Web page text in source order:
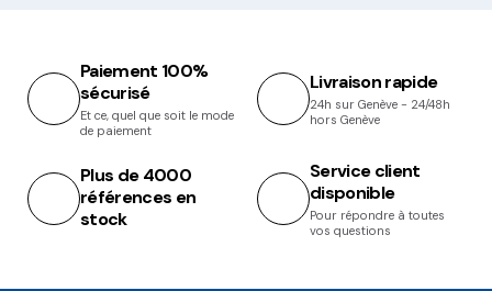
Paiement 100%
sécurisé
Et ce, quel que soit le mode
de paiement
Livraison rapide
24h sur Genève - 24/48h
hors Genève
Plus de 4000
références en
stock
Service client
disponible
Pour répondre à toutes
vos questions